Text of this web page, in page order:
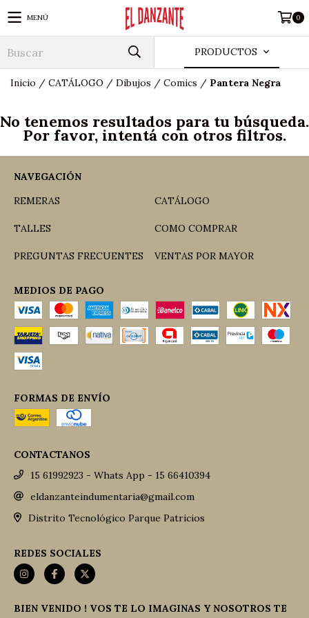
MENÚ 0
PRODUCTOS
Inicio / CATÁLOGO / Dibujos / Comics / Pantera Negra
No tenemos resultados para tu búsqueda.
Por favor, intentá con otros filtros.
NAVEGACIÓN
REMERAS
CATÁLOGO
TALLES COMO COMPRAR
PREGUNTAS FRECUENTES VENTAS POR MAYOR
MEDIOS DE PAGO
FORMAS DE ENVÍO
CONTACTANOS
15 61992923 - Whats App - 15 66410394
eldanzanteindumentaria@gmail.com
Distrito Tecnológico Parque Patricios
REDES SOCIALES
BIEN VENIDO ! VOS TE LO IMAGINAS Y NOSOTROS TE